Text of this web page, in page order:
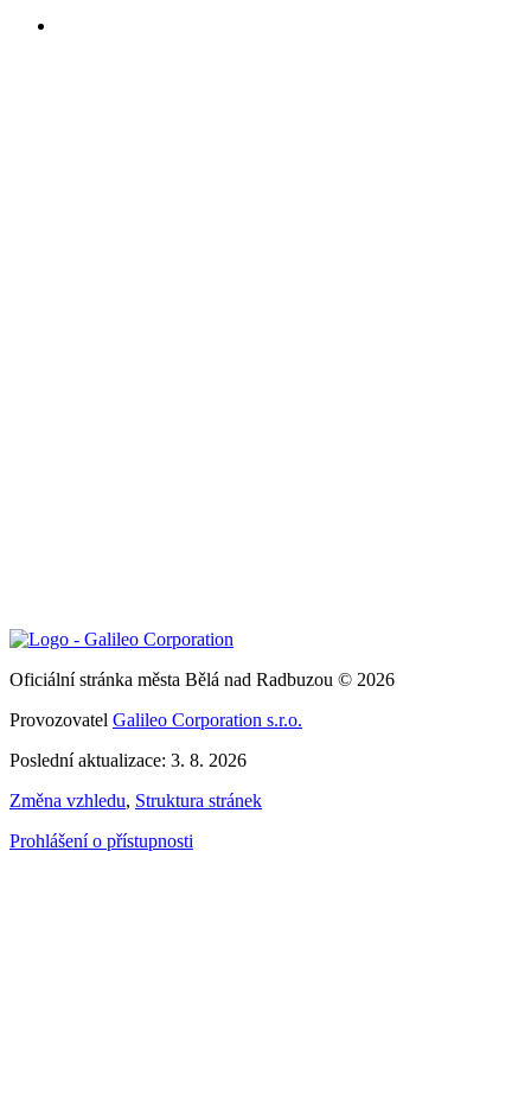
Oficiální stránka města Bělá nad Radbuzou © 2026
Provozovatel Galileo Corporation s.r.o.
Poslední aktualizace: 3. 8. 2026
Změna vzhledu, Struktura stránek
Prohlášení o přístupnosti